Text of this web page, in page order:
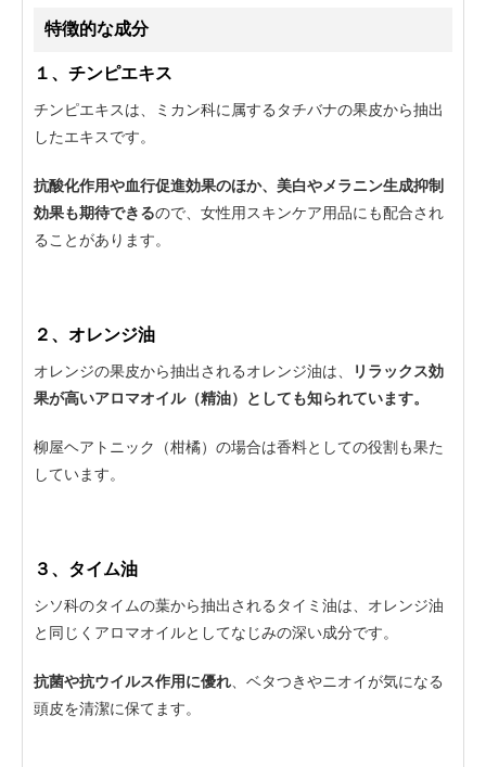
特徴的な成分
１、チンピエキス
チンピエキスは、ミカン科に属するタチバナの果皮から抽出
したエキスです。
抗酸化作用や血行促進効果のほか、美白やメラニン生成抑制
効果も期待できるので、女性用スキンケア用品にも配合され
ることがあります。
２、オレンジ油
オレンジの果皮から抽出されるオレンジ油は、
リラックス効
果が高いアロマオイル（精油）としても知られています。
柳屋ヘアトニック（柑橘）の場合は香料としての役割も果た
しています。
３、タイム油
シソ科のタイムの葉から抽出されるタイミ油は、オレンジ油
と同じくアロマオイルとしてなじみの深い成分です。
抗菌や抗ウイルス作用に優れ 、ベタつきやニオイが気になる
頭皮を清潔に保てます。